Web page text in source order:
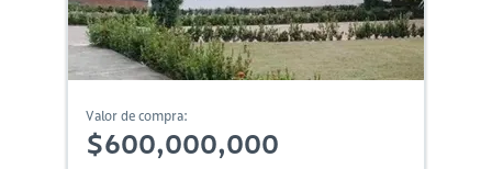
Valor de compra:
$600,000,000